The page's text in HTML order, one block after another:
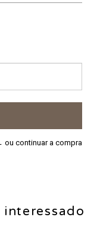
ou continuar a compra